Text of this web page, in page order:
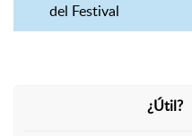
del Festival
¿Útil?